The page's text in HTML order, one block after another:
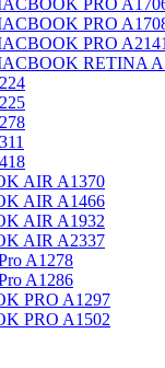
PRO
PRO
PRO A2141
RETINA
AIR A1370
AIR A1466
AIR A1932
AIR A2337
A1278
A1286
PRO A1297
PRO A1502